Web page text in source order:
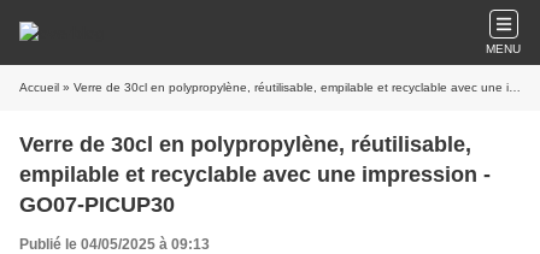
MENU
Accueil » Verre de 30cl en polypropylène, réutilisable, empilable et recyclable avec une impression - GO07-PICUP30
Verre de 30cl en polypropylène, réutilisable,
empilable et recyclable avec une impression -
GO07-PICUP30
Publié le 04/05/2025 à 09:13